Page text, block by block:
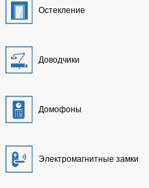
Остекление
Доводчики
Домофоны
Электромагнитные замки